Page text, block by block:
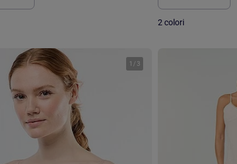
2 colori
1 / 3